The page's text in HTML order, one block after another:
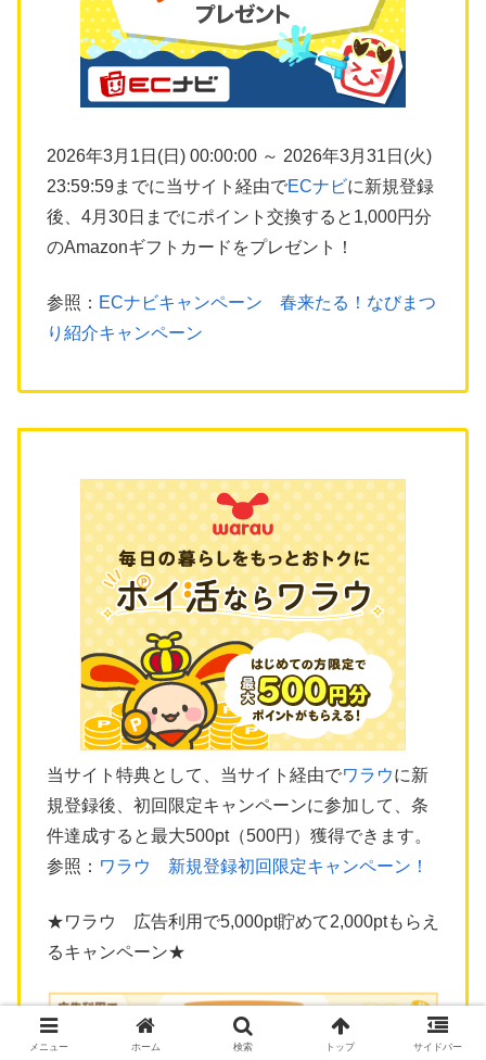
2026年3月1日(日) 00:00:00 ～ 2026年3月31日(火)
23:59:59までに当サイト経由でECナビに新規登録
後、4月30日までにポイント交換すると1,000円分
のAmazonギフトカードをプレゼント！
参照： ECナビキャンペーン 春来たる！なびまつ
り紹介キャンペーン
当サイト特典として、当サイト経由でワラウに新
規登録後、初回限定キャンペーンに参加して、条
件達成すると最大500pt（500円）獲得できます。
参照： ワラウ 新規登録初回限定キャンペーン！
★ワラウ 広告利用で5,000pt貯めて2,000ptもらえ
るキャンペーン★
メニュー ホーム 検索 トップ サイドバー